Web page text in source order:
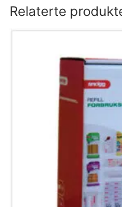
Relaterte